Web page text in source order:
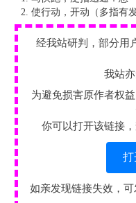
使行动，开动（多指有
经我站研判，部分用
我站
为避免损害原作者权
你可以打开该链接
打
如亲发现链接失效，可